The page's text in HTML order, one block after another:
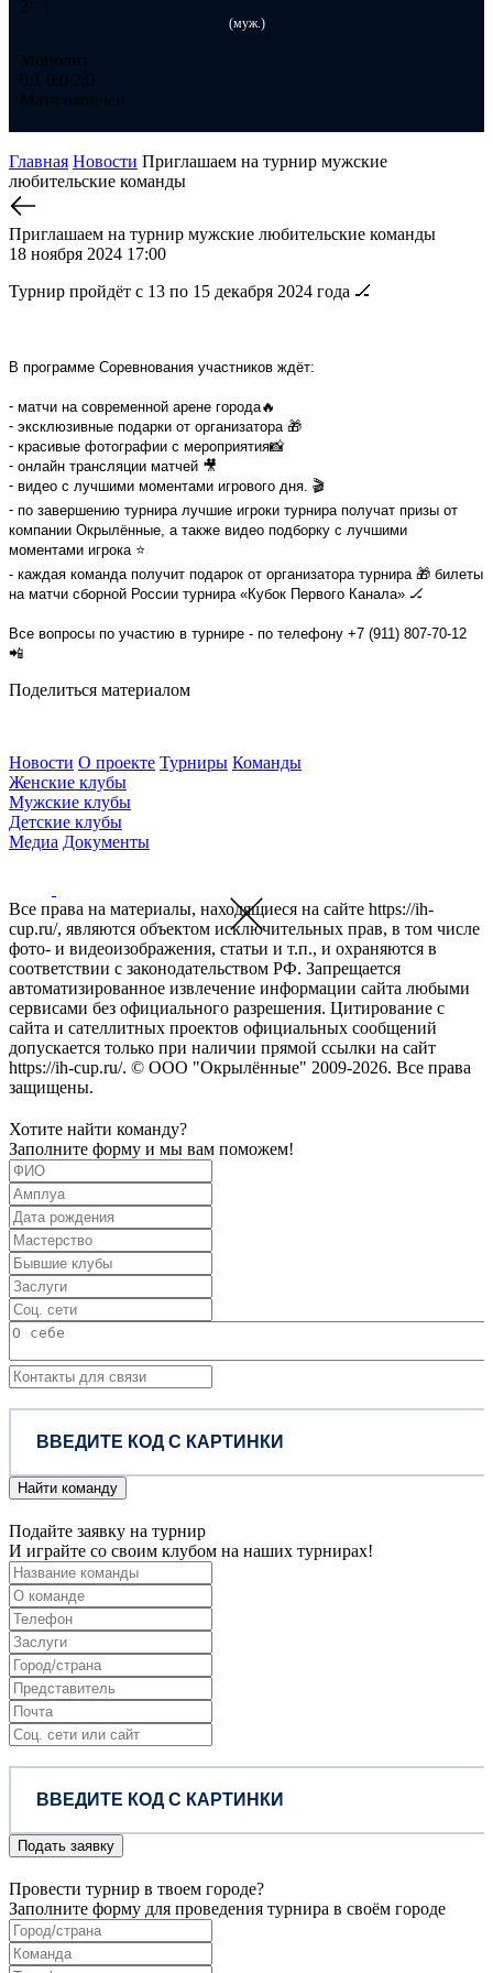
2 - 1
(муж.)
Монолит
0:1 0:0 2:0
Матч окончен
Главная Новости Приглашаем на турнир мужские
любительские команды
Приглашаем на турнир мужские любительские команды
18 ноября 2024 17:00
Турнир пройдёт с 13 по 15 декабря 2024 года 🏒
В программе Соревнования участников ждёт:
⁃ матчи на современной арене города🔥
⁃ эксклюзивные подарки от организатора 🎁
⁃ красивые фотографии с мероприятия📸
⁃ онлайн трансляции матчей 🎥
⁃ видео с лучшими моментами игрового дня. 🎬
⁃ по завершению турнира лучшие игроки турнира получат призы от
компании Окрылëнные, а также видео подборку с лучшими
моментами игрока ⭐️
- каждая команда получит подарок от организатора турнира 🎁 билеты
на матчи сборной России турнира «Кубок Первого Канала» 🏒
Все вопросы по участию в турнире - по телефону +7 (911) 807-70-12
📲
Поделиться материалом
Новости О проекте Турниры Команды
Женские клубы
Мужские клубы
Детские клубы
Медиа Документы
Все права на материалы, находящиеся на сайте https://ih-
cup.ru/, являются объектом исключительных прав, в том числе
фото- и видеоизображения, статьи и т.п., и охраняются в
соответствии с законодательством РФ. Запрещается
автоматизированное извлечение информации сайта любыми
сервисами без официального разрешения. Цитирование с
сайта и сателлитных проектов официальных сообщений
допускается только при наличии прямой ссылки на сайт
https://ih-cup.ru/. © ООО "Окрылённые" 2009-2026. Все права
защищены.
Хотите найти команду?
Заполните форму и мы вам поможем!
Найти команду
Подайте заявку на турнир
И играйте со своим клубом на наших турнирах!
Подать заявку
Провести турнир в твоем городе?
Заполните форму для проведения турнира в своём городе